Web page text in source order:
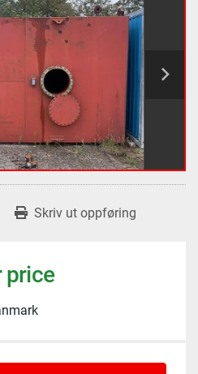
Skriv ut oppføring
price